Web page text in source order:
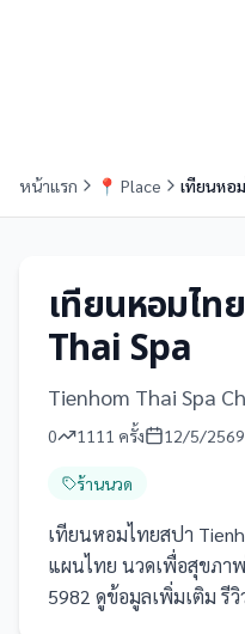
หน้าแรก 📍 Place เทียนหอ
เทียนหอมไ
Thai Spa
Tienhom Thai Spa
0 1111 ครั้ง 12/5/2569
ร้านนวด
เทียนหอมไทยสปา
แผนไทย นวดเพื่อสุขภาพ
5982 ดูข้อมูลเพิ่มเติม รี